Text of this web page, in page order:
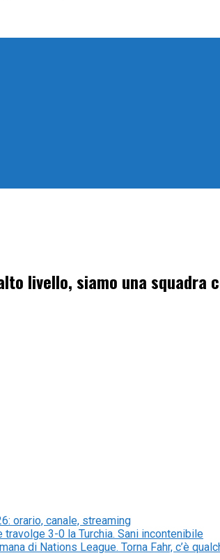
livello, siamo una squadra
orario, canale, streaming
3-0 la Turchia. Sani incontenibile
di Nations League. Torna Fahr, c’è